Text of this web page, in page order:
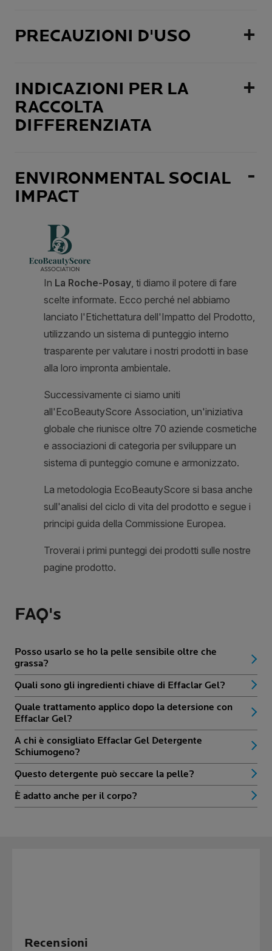
PRECAUZIONI D'USO
INDICAZIONI PER LA
RACCOLTA
DIFFERENZIATA
ENVIRONMENTAL SOCIAL
IMPACT
FAQ's
Posso usarlo se ho la pelle sensibile oltre che
grassa?
Quali sono gli ingredienti chiave di Effaclar Gel?
Quale trattamento applico dopo la detersione con
Effaclar Gel?
A chi è consigliato Effaclar Gel Detergente
Schiumogeno?
Questo detergente può seccare la pelle?
È adatto anche per il corpo?